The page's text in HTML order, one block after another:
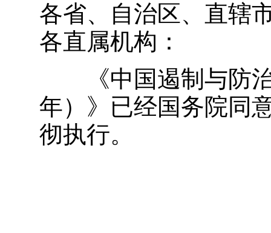
各省、自治区、直辖
各直属机构：
《中国遏制与防
年）》已经国务院同
彻执行。